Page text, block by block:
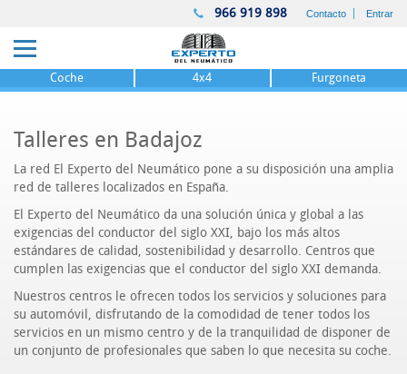
966 919 898 Contacto Entrar
Coche 4x4 Furgoneta
Talleres en Badajoz
La red El Experto del Neumático pone a su disposición una amplia
red de talleres localizados en España.
El Experto del Neumático da una solución única y global a las
exigencias del conductor del siglo XXI, bajo los más altos
estándares de calidad, sostenibilidad y desarrollo. Centros que
cumplen las exigencias que el conductor del siglo XXI demanda.
Nuestros centros le ofrecen todos los servicios y soluciones para
su automóvil, disfrutando de la comodidad de tener todos los
servicios en un mismo centro y de la tranquilidad de disponer de
un conjunto de profesionales que saben lo que necesita su coche.